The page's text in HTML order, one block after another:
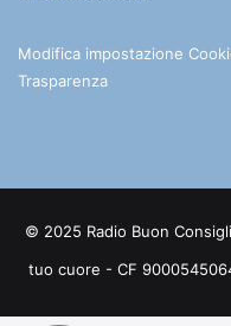
Modifica impostazione
Trasparenza
© 2025 Radio Buon
tuo cuore - CF